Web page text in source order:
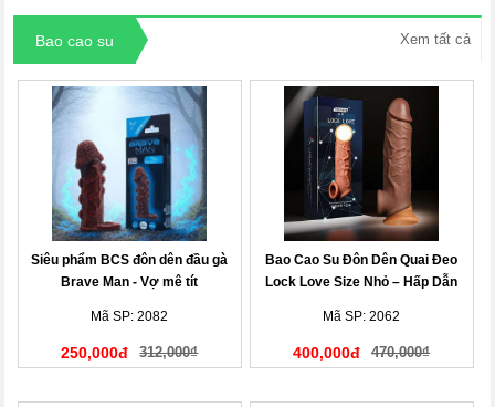
Bao cao su Xem tất cả
Siêu phẩm BCS đôn dên đầu gà
Brave Man - Vợ mê tít
Mã SP: 2082
250,000đ 312,000₫
Bao Cao Su Đôn Dên Quai Đeo
Lock Love Size Nhỏ – Hấp Dẫn
Mã SP: 2062
400,000đ 470,000₫